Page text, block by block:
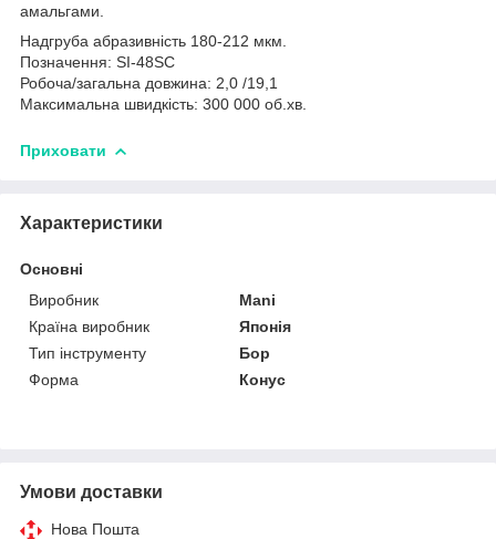
амальгами.
Надгруба абразивність 180-212 мкм.
Позначення: SI-48SC
Робоча/загальна довжина: 2,0 /19,1
Максимальна швидкість: 300 000 об.хв.
Приховати
Характеристики
Основні
Виробник
Mani
Країна виробник
Японія
Тип інструменту
Бор
Форма
Конус
Умови доставки
Нова Пошта